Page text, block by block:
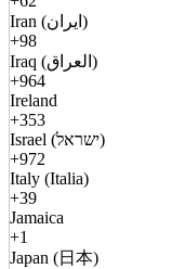
Iran (ایران)
+98
Iraq (العراق)
+964
Ireland
+353
Israel (ישראל)
+972
Italy (Italia)
+39
Jamaica
+1
Japan (日本)